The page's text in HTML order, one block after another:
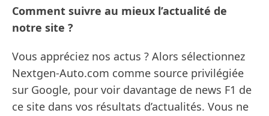
Comment suivre au mieux l’actualité de
notre site ?
Vous appréciez nos actus ? Alors sélectionnez
Nextgen-Auto.com comme source privilégiée
sur Google, pour voir davantage de news F1 de
ce site dans vos résultats d’actualités. Vous ne